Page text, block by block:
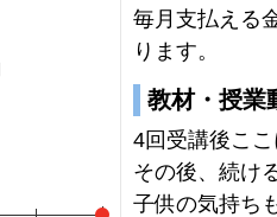
毎月支払える
ります。
教材・授業
4回受講後こ
その後、続け
子供の気持ち